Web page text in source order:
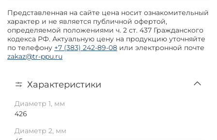
Представленная на сайте цена носит ознакомительный
характер и не является публичной офертой,
определяемой положениями ч. 2 ст. 437 Гражданского
кодекса РФ. Актуальную цену на продукцию уточняйте
по телефону +7 (383) 242-89-08 или электронной почте
zakaz@tr-ppu.ru
Характеристики
Диаметр 1, мм
426
Диаметр 2, мм